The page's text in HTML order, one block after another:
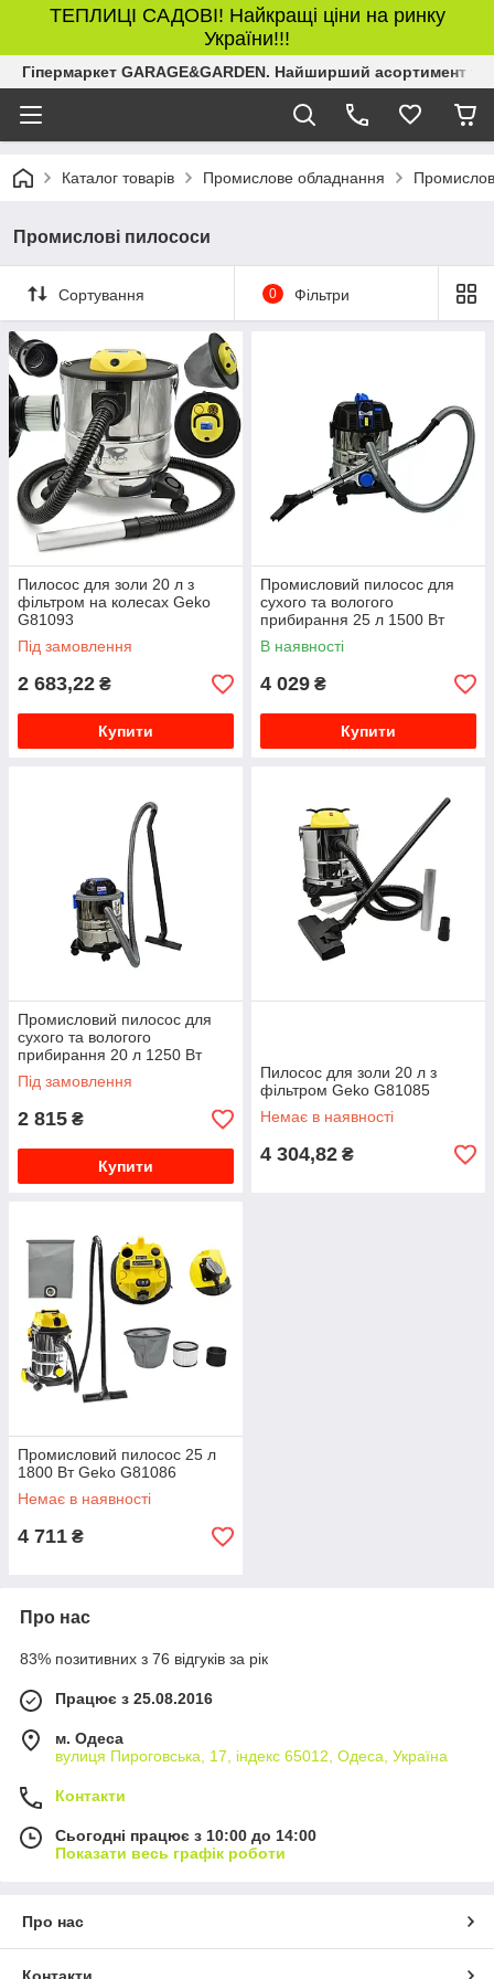
ТЕПЛИЦІ САДОВІ! Найкращі ціни на ринку
України!!!
Гіпермаркет GARAGE&GARDEN. Найширший асортимент
Каталог товарів Промислове обладнання
Промислові пилососи
Сортування 0 Фільтри
Пилосос для золи 20 л з
фільтром на колесах Geko
G81093
Під замовлення
2 683,22 ₴
Купити
Промисловий пилосос для
сухого та вологого
прибирання 25 л 1500 Вт
Geko G81098
В наявності
4 029 ₴
Купити
Промисловий пилосос для
сухого та вологого
прибирання 20 л 1250 Вт
Geko G81097
Під замовлення
2 815 ₴
Купити
Пилосос для золи 20 л з
фільтром Geko G81085
Немає в наявності
4 304,82 ₴
Промисловий пилосос 25 л
1800 Вт Geko G81086
Немає в наявності
4 711 ₴
Про нас
83% позитивних з 76 відгуків за рік
Працює з 25.08.2016
м. Одеса
вулиця Пироговська, 17, індекс 65012, Одеса, Україна
Контакти
Сьогодні працює з 10:00 до 14:00
Показати весь графік роботи
Про нас